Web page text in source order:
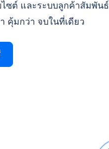
ซต์ และระบบลูกค้าสัมพันธ์
คุ้มกว่า จบในที่เดียว